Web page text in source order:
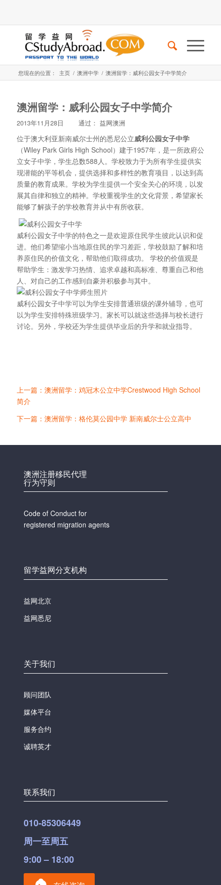
您现在的位置： 主页 / 澳洲中学 / 澳洲留学：威利公园女子中学简介
澳洲留学：威利公园女子中学简介
2013年11月28日 通过： 益网澳洲
位于澳大利亚新南威尔士州的悉尼公立威利公园女子中学
（Wiley Park Girls High School）建于1957年，是一所政府公
立女子中学，学生总数588人。学校致力于为所有学生提供实
现潜能的平等机会，提供选择和多样性的教育项目，以达到高
质量的教育成果。学校为学生提供一个安全关心的环境，以发
展其自律和独立的精神。学校重视学生的文化背景，希望家长
能够了解孩子的学校教育并从中有所收获。
威利公园女子中学的特色之一是欢迎原住民学生彼此认识和促
进。他们希望缩小当地原住民的学习差距，学校鼓励了解和培
养原住民的价值文化，帮助他们取得成功。 学校的价值观是
帮助学生：激发学习热情、追求卓越和高标准、尊重自己和他
人、对自己的工作感到自豪并积极参与其中。
威利公园女子中学可以为学生安排普通班级的课外辅导，也可
以为学生安排特殊班级学习。家长可以就这些选择与校长进行
讨论。另外，学校还为学生提供毕业后的升学和就业指导。
上一篇：澳洲留学：鸡冠木公立中学Crestwood High School
简介
下一篇：澳洲留学：格伦莫公园中学 新南威尔士公立高中
澳洲注册移民代理
行为守则
Code of Conduct for
registered migration agents
留学益网分支机构
益网北京
益网悉尼
关于我们
顾问团队
媒体平台
服务合约
诚聘英才
联系我们
010-85306449
周一至周五
9:00 – 18:00